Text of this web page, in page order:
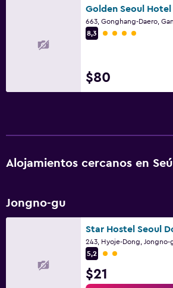
Piscina y spa
Bañera de hidromasaje
Toallas para piscina
Bar en la piscina
Accesibilidad y adecuación
Almohada hipoalergénica
Para no fumadores
Áreas designadas para fumadores
Golden Seoul Hotel
8,3
Categoría 4
$80
Alojamientos cercanos en Seúl
Jongno-gu
5,2
Categoría 2
$21